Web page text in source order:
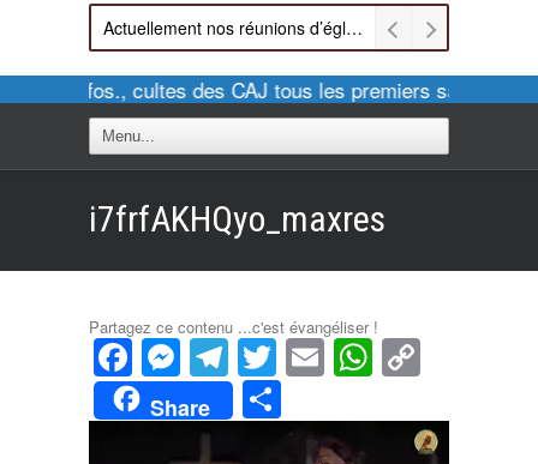
Actuellement nos réunions d’église sont retransmises sur ZOOM les dimanches à 11h et vendredis à 20h00
Pour infos., cultes des CAJ tous les premiers samedis
i7frfAKHQyo_maxres
Partagez ce contenu ...c'est évangéliser !
Facebook
Messenger
Telegram
Twitter
Email
Share